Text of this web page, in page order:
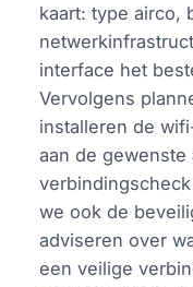
kaart: type airco,
interface het
Vervolgens
installeren de
aan de
we ook de
adviseren over
een veilige